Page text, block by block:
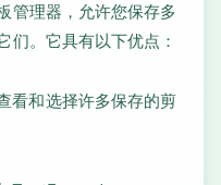
管理器，允许您保存多
们。它具有以下优点：
看和选择许多保存的剪